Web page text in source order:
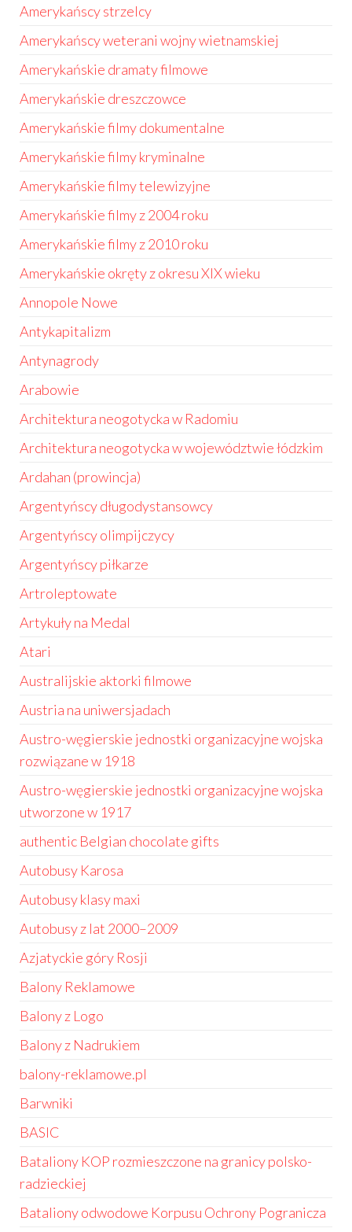
Amerykańscy strzelcy
Amerykańscy weterani wojny wietnamskiej
Amerykańskie dramaty filmowe
Amerykańskie dreszczowce
Amerykańskie filmy dokumentalne
Amerykańskie filmy kryminalne
Amerykańskie filmy telewizyjne
Amerykańskie filmy z 2004 roku
Amerykańskie filmy z 2010 roku
Amerykańskie okręty z okresu XIX wieku
Annopole Nowe
Antykapitalizm
Antynagrody
Arabowie
Architektura neogotycka w Radomiu
Architektura neogotycka w województwie łódzkim
Ardahan (prowincja)
Argentyńscy długodystansowcy
Argentyńscy olimpijczycy
Argentyńscy piłkarze
Artroleptowate
Artykuły na Medal
Atari
Australijskie aktorki filmowe
Austria na uniwersjadach
Austro-węgierskie jednostki organizacyjne wojska
rozwiązane w 1918
Austro-węgierskie jednostki organizacyjne wojska
utworzone w 1917
authentic Belgian chocolate gifts
Autobusy Karosa
Autobusy klasy maxi
Autobusy z lat 2000–2009
Azjatyckie góry Rosji
Balony Reklamowe
Balony z Logo
Balony z Nadrukiem
balony-reklamowe.pl
Barwniki
BASIC
Bataliony KOP rozmieszczone na granicy polsko-
radzieckiej
Bataliony odwodowe Korpusu Ochrony Pogranicza